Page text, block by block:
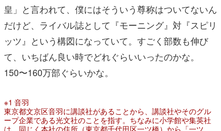
皇」と言われて、僕にはそういう尊称はついてないん
だけど、ライバル誌として『モーニング』対『スピリ
ッツ』という構図になっていて。すごく部数も伸び
て、いちばん良い時でどれぐらいいったのかな。
150〜160万部ぐらいかな。
※1 音羽
東京都文京区音羽に講談社があることから、講談社やそのグル
ープ企業である光文社のことを指す。ちなみに小学館や集英社
は、同じく本社の住所（東京都千代田区一ツ橋）から「一ツ